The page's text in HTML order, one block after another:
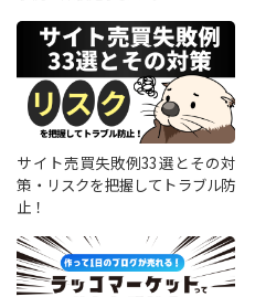
サイト売買失敗例33選とその対
策・リスクを把握してトラブル防
止！